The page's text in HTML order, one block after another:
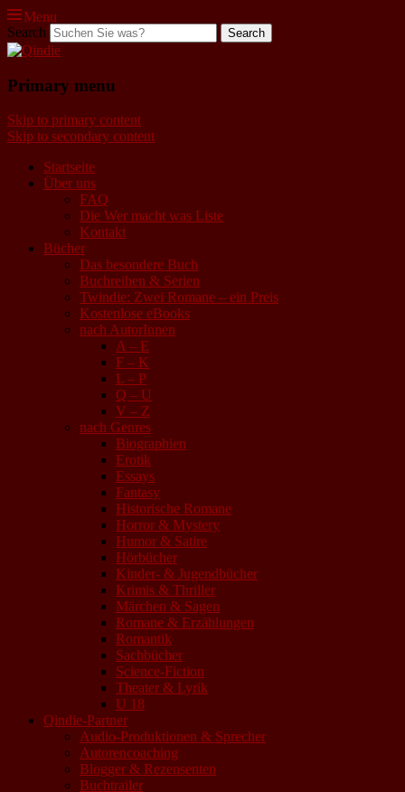
Menu
Qindie
Search
Primary menu
Skip to primary content
Skip to secondary content
Startseite
Über uns
FAQ
Die Wer macht was Liste
Kontakt
Bücher
Das besondere Buch
Buchreihen & Serien
Twindie: Zwei Romane – ein Preis
Kostenlose eBooks
nach AutorInnen
A – E
F – K
L – P
Q – U
V – Z
nach Genres
Biographien
Erotik
Essays
Fantasy
Historische Romane
Horror & Mystery
Humor & Satire
Hörbücher
Kinder- & Jugendbücher
Krimis & Thriller
Märchen & Sagen
Romane & Erzählungen
Romantik
Sachbücher
Science-Fiction
Theater & Lyrik
U 18
Qindie-Partner
Audio-Produktionen & Sprecher
Autorencoaching
Blogger & Rezensenten
Buchtrailer